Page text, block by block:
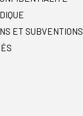
ET SUBVENTIONS